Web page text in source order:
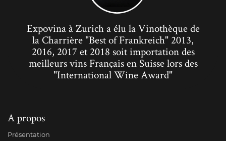
Expovina à Zurich a élu la Vinothèque de
la Charrière "Best of Frankreich" 2013,
2016, 2017 et 2018 soit importation des
meilleurs vins Français en Suisse lors des
"International Wine Award"
A propos
Présentation